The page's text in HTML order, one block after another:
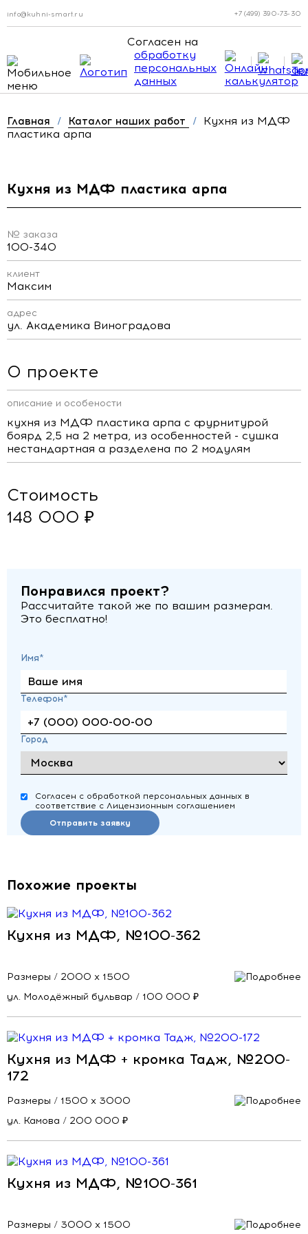
info@kuhni-smart.ru +7 (499) 390-73-30
Согласен на
обработку
персональных
данных
Главная / Каталог наших работ /
Кухня из МДФ
пластика арпа
Кухня из МДФ пластика арпа
№ заказа
100-340
клиент
Максим
адрес
ул. Академика Виноградова
О проекте
описание и особености
кухня из МДФ пластика арпа с фурнитурой
боярд 2,5 на 2 метра, из особенностей - сушка
нестандартная а разделена по 2 модулям
Стоимость
148 000 ₽
Понравился проект?
Рассчитайте такой же по вашим размерам.
Это бесплатно!
Имя*
Телефон*
Город
Согласен с обработкой персональных данных в
соответствие с Лицензионным соглашением
Отправить заявку
Похожие проекты
Кухня из МДФ, №100-362
Размеры / 2000 х 1500
ул. Молодёжный бульвар / 100 000 ₽
Кухня из МДФ + кромка Тадж, №200-
172
Размеры / 1500 х 3000
ул. Камова / 200 000 ₽
Кухня из МДФ, №100-361
Размеры / 3000 х 1500